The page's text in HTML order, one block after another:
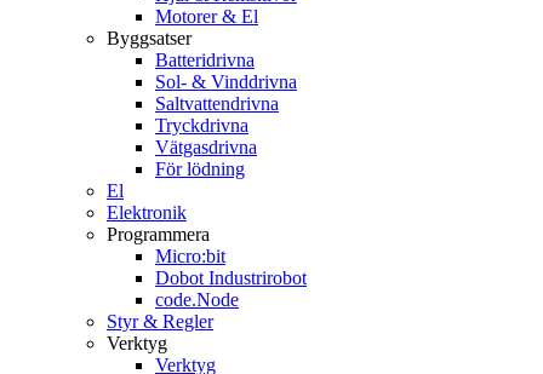
Motorer & El
Byggsatser
Batteridrivna
Sol- & Vinddrivna
Saltvattendrivna
Tryckdrivna
Vätgasdrivna
För lödning
El
Elektronik
Programmera
Micro:bit
Dobot Industrirobot
code.Node
Styr & Regler
Verktyg
Verktyg